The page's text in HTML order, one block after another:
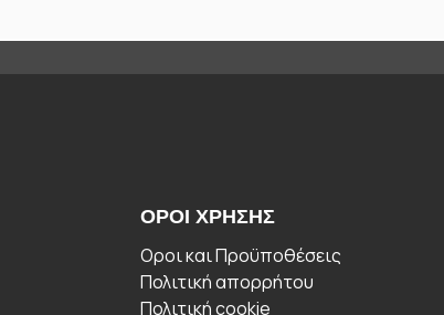
ΟΡΟΙ ΧΡΉΣΗΣ
Οροι και Προϋποθέσεις
Πολιτική απορρήτου
Πολιτική cookie